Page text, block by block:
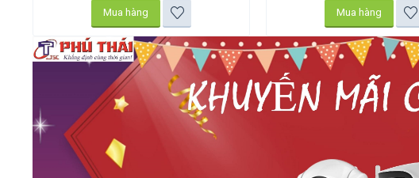
Mua hàng Mua hàng